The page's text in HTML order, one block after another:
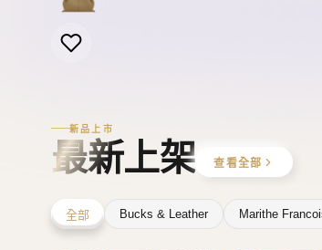
新品上市
最新上架 查看全部
全部 Bucks & Leather Marithe